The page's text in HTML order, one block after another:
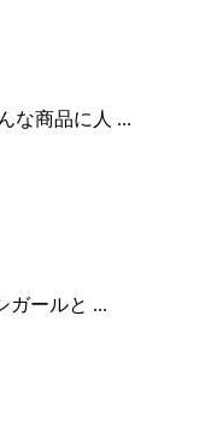
な商品に人 ...
ガールと ...